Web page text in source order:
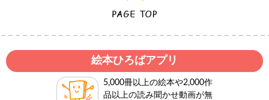
絵本ひろばアプリ
5,000冊以上の絵本や2,000作
品以上の読み聞かせ動画が無